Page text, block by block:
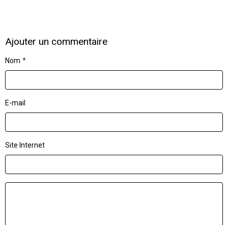
Ajouter un commentaire
Nom
E-mail
Site Internet